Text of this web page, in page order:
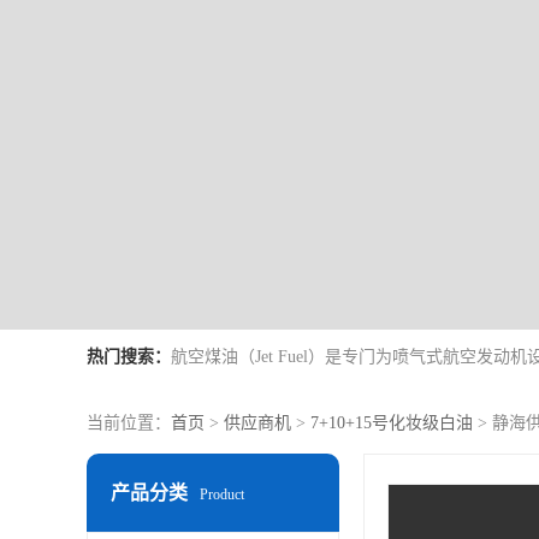
热门搜索：
当前位置： 首页 > 供应商机 > 7+10+15号化妆级白油 > 静海
产品分类 Product